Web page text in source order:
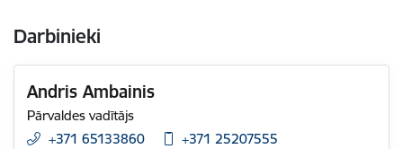
Darbinieki
Andris Ambainis
Pārvaldes vadītājs
+371 65133860
+371 25207555